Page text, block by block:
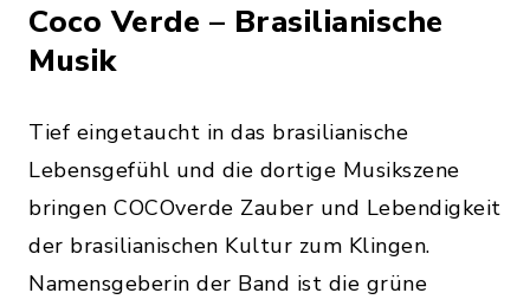
Coco Verde – Brasilianische
Musik
Tief eingetaucht in das brasilianische
Lebensgefühl und die dortige Musikszene
bringen COCOverde Zauber und Lebendigkeit
der brasilianischen Kultur zum Klingen.
Namensgeberin der Band ist die grüne